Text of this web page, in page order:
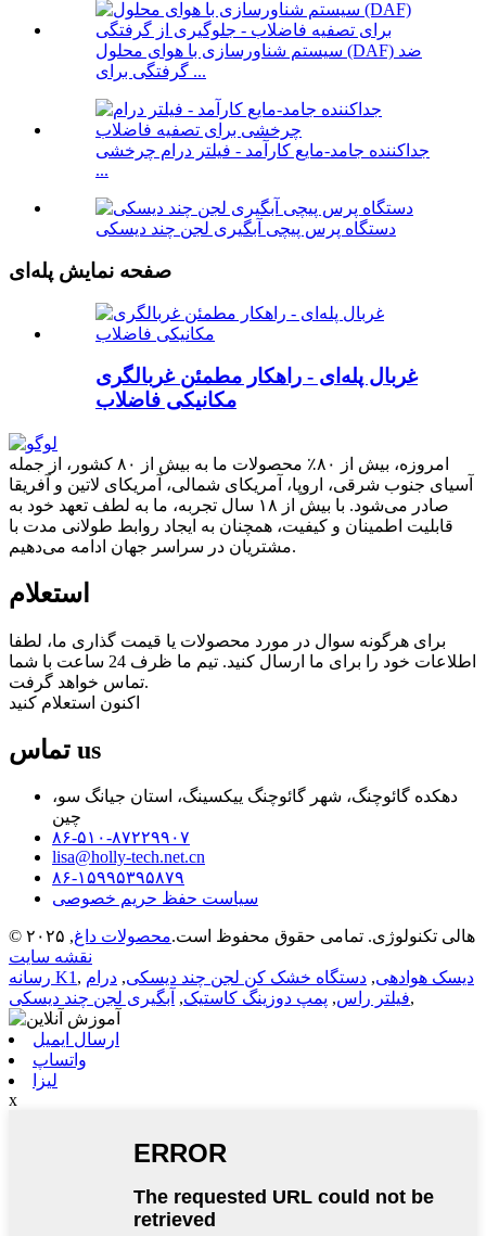
سیستم شناورسازی با هوای محلول (DAF) ضد
گرفتگی برای ...
جداکننده جامد-مایع کارآمد - فیلتر درام چرخشی
...
دستگاه پرس پیچی آبگیری لجن چند دیسکی
صفحه نمایش پله‌ای
غربال پله‌ای - راهکار مطمئن غربالگری
مکانیکی فاضلاب
امروزه، بیش از ۸۰٪ محصولات ما به بیش از ۸۰ کشور، از جمله
آسیای جنوب شرقی، اروپا، آمریکای شمالی، آمریکای لاتین و آفریقا
صادر می‌شود. با بیش از ۱۸ سال تجربه، ما به لطف تعهد خود به
قابلیت اطمینان و کیفیت، همچنان به ایجاد روابط طولانی مدت با
مشتریان در سراسر جهان ادامه می‌دهیم.
استعلام
برای هرگونه سوال در مورد محصولات یا قیمت گذاری ما، لطفا
اطلاعات خود را برای ما ارسال کنید. تیم ما ظرف 24 ساعت با شما
تماس خواهد گرفت.
اکنون استعلام کنید
تماس us
دهکده گائوچنگ، شهر گائوچنگ ییکسینگ، استان جیانگ سو،
چین
۸۶-۵۱۰-۸۷۲۲۹۹۰۷
lisa@holly-tech.net.cn
۸۶-۱۵۹۹۵۳۹۵۸۷۹
سیاست حفظ حریم خصوصی
© ۲۰۲۵ هالی تکنولوژی. تمامی حقوق محفوظ است.محصولات داغ,
نقشه سایت
رسانه K1, دیسک هوادهی, دستگاه خشک کن لجن چند دیسکی, درام
فیلتر راس, پمپ دوزینگ کاستیک, آبگیری لجن چند دیسکی ,
ارسال ایمیل
واتساپ
لیزا
x